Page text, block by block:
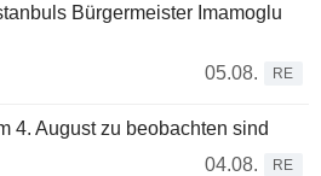
Bürgermeister Imamoglu
05.08.
RE
4. August zu beobachten sind
04.08.
RE